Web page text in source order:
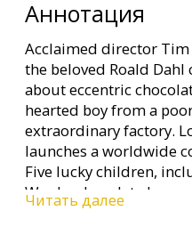
Аннотация
Acclaimed director
the beloved Roald Dahl
about eccentric
hearted boy from a
extraordinary factory.
launches a worldwide
Five lucky children,
Wonka chocolate bars
candy-making facility
Читать далее